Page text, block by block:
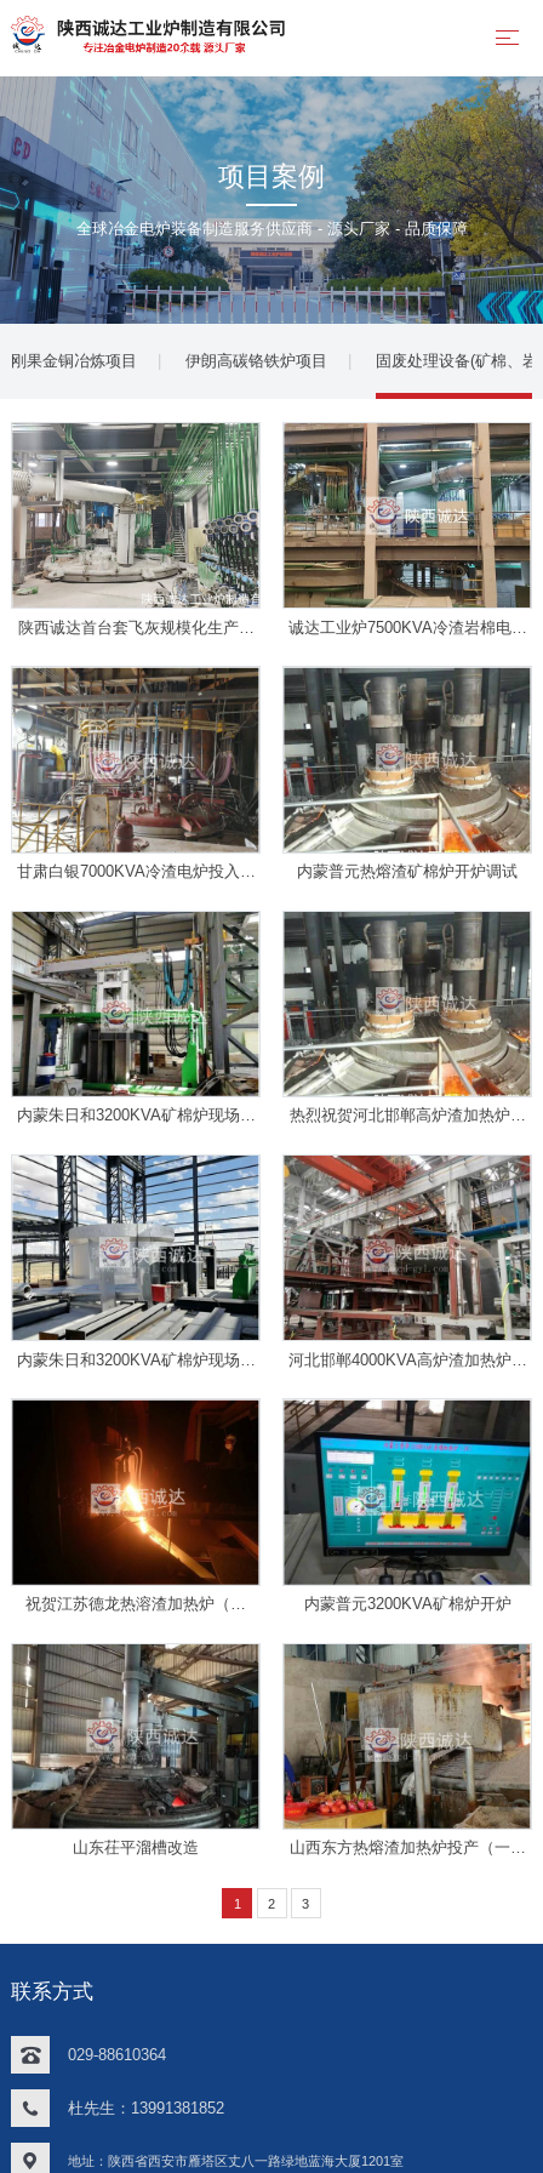
项目案例
全球冶金电炉装备制造服务供应商 - 源头厂家 - 品质保障
刚果金铜冶炼项目 伊朗高碳铬铁炉项目 固废处理设备(矿棉、岩
陕西诚达首台套飞灰规模化生产岩
诚达工业炉7500KVA冷渣岩棉电炉
甘肃白银7000KVA冷渣电炉投入使
内蒙普元热熔渣矿棉炉开炉调试
内蒙朱日和3200KVA矿棉炉现场安
热烈祝贺河北邯郸高炉渣加热炉点
内蒙朱日和3200KVA矿棉炉现场安
河北邯郸4000KVA高炉渣加热炉现
祝贺江苏德龙热溶渣加热炉（镍
内蒙普元3200KVA矿棉炉开炉
山东茌平溜槽改造
山西东方热熔渣加热炉投产（一拖
1 2 3
联系方式
029-88610364
杜先生：13991381852
地址：陕西省西安市雁塔区丈八一路绿地蓝海大厦1201室